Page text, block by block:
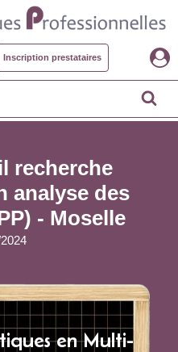
Inscription prestataires
recherche
analyse des
- Moselle
en Multi-